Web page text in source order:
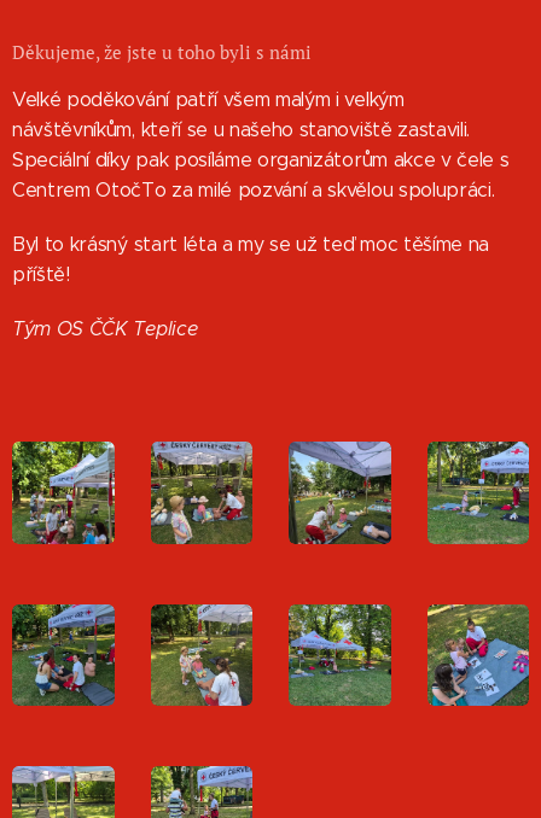
Děkujeme, že jste u toho byli s námi
Velké poděkování patří všem malým i velkým
návštěvníkům, kteří se u našeho stanoviště zastavili.
Speciální díky pak posíláme organizátorům akce v čele s
Centrem OtočTo za milé pozvání a skvělou spolupráci.
Byl to krásný start léta a my se už teď moc těšíme na
příště!
Tým OS ČČK Teplice